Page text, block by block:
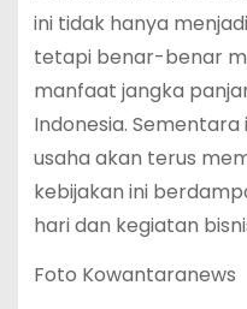
ini tidak hanya
tetapi benar-benar
manfaat jangka
Indonesia.
usaha akan terus
kebijakan ini
hari dan kegiatan
Foto Kowantaranews